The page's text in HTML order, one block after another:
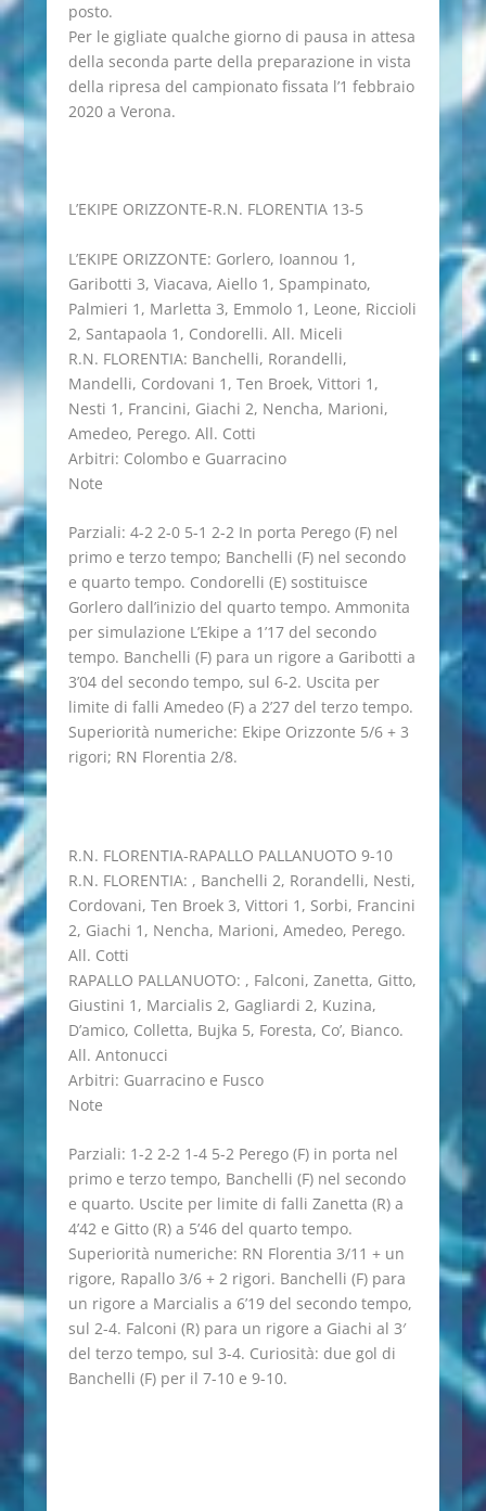
posto.
Per le gigliate qualche giorno di pausa in attesa
della seconda parte della preparazione in vista
della ripresa del campionato fissata l’1 febbraio
2020 a Verona.
L’EKIPE ORIZZONTE-R.N. FLORENTIA 13-5
L’EKIPE ORIZZONTE: Gorlero, Ioannou 1,
Garibotti 3, Viacava, Aiello 1, Spampinato,
Palmieri 1, Marletta 3, Emmolo 1, Leone, Riccioli
2, Santapaola 1, Condorelli. All. Miceli
R.N. FLORENTIA: Banchelli, Rorandelli,
Mandelli, Cordovani 1, Ten Broek, Vittori 1,
Nesti 1, Francini, Giachi 2, Nencha, Marioni,
Amedeo, Perego. All. Cotti
Arbitri: Colombo e Guarracino
Note
Parziali: 4-2 2-0 5-1 2-2 In porta Perego (F) nel
primo e terzo tempo; Banchelli (F) nel secondo
e quarto tempo. Condorelli (E) sostituisce
Gorlero dall’inizio del quarto tempo. Ammonita
per simulazione L’Ekipe a 1’17 del secondo
tempo. Banchelli (F) para un rigore a Garibotti a
3’04 del secondo tempo, sul 6-2. Uscita per
limite di falli Amedeo (F) a 2’27 del terzo tempo.
Superiorità numeriche: Ekipe Orizzonte 5/6 + 3
rigori; RN Florentia 2/8.
R.N. FLORENTIA-RAPALLO PALLANUOTO 9-10
R.N. FLORENTIA: , Banchelli 2, Rorandelli, Nesti,
Cordovani, Ten Broek 3, Vittori 1, Sorbi, Francini
2, Giachi 1, Nencha, Marioni, Amedeo, Perego.
All. Cotti
RAPALLO PALLANUOTO: , Falconi, Zanetta, Gitto,
Giustini 1, Marcialis 2, Gagliardi 2, Kuzina,
D’amico, Colletta, Bujka 5, Foresta, Co’, Bianco.
All. Antonucci
Arbitri: Guarracino e Fusco
Note
Parziali: 1-2 2-2 1-4 5-2 Perego (F) in porta nel
primo e terzo tempo, Banchelli (F) nel secondo
e quarto. Uscite per limite di falli Zanetta (R) a
4’42 e Gitto (R) a 5’46 del quarto tempo.
Superiorità numeriche: RN Florentia 3/11 + un
rigore, Rapallo 3/6 + 2 rigori. Banchelli (F) para
un rigore a Marcialis a 6’19 del secondo tempo,
sul 2-4. Falconi (R) para un rigore a Giachi al 3′
del terzo tempo, sul 3-4. Curiosità: due gol di
Banchelli (F) per il 7-10 e 9-10.